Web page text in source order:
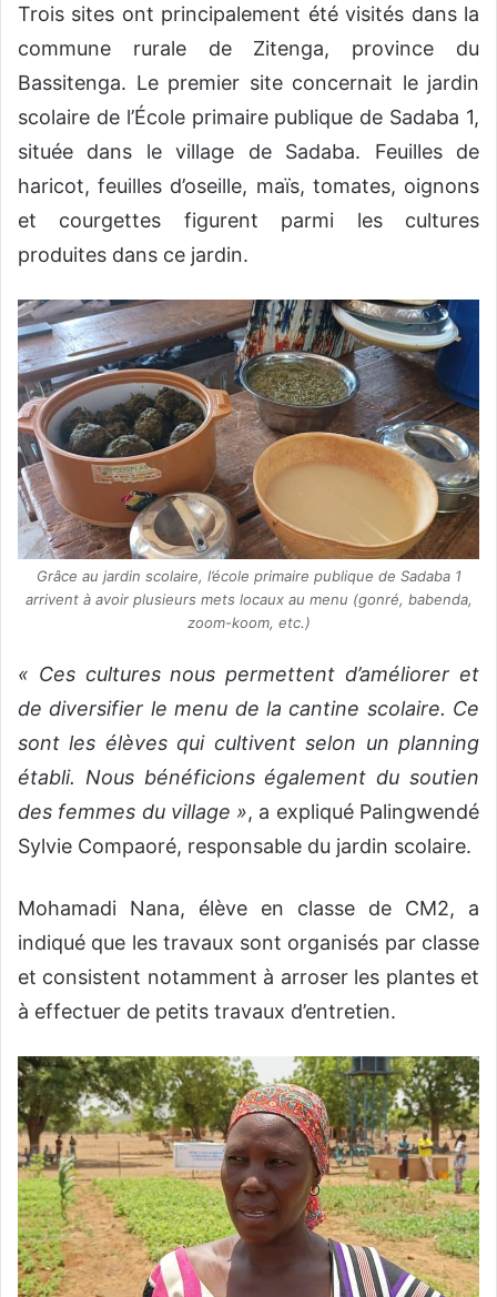
Trois sites ont principalement été visités dans la
commune rurale de Zitenga, province du
Bassitenga. Le premier site concernait le jardin
scolaire de l’École primaire publique de Sadaba 1,
située dans le village de Sadaba. Feuilles de
haricot, feuilles d’oseille, maïs, tomates, oignons
et courgettes figurent parmi les cultures
produites dans ce jardin.
Grâce au jardin scolaire, l’école primaire publique de Sadaba 1
arrivent à avoir plusieurs mets locaux au menu (gonré, babenda,
zoom-koom, etc.)
« Ces cultures nous permettent d’améliorer et
de diversifier le menu de la cantine scolaire. Ce
sont les élèves qui cultivent selon un planning
établi. Nous bénéficions également du soutien
des femmes du village », a expliqué Palingwendé
Sylvie Compaoré, responsable du jardin scolaire.
Mohamadi Nana, élève en classe de CM2, a
indiqué que les travaux sont organisés par classe
et consistent notamment à arroser les plantes et
à effectuer de petits travaux d’entretien.